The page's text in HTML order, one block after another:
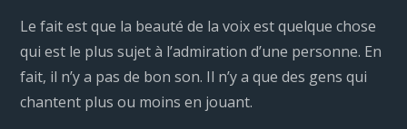
Le fait est que la beauté de la voix est quelque chose
qui est le plus sujet à l’admiration d’une personne. En
fait, il n’y a pas de bon son. Il n’y a que des gens qui
chantent plus ou moins en jouant.